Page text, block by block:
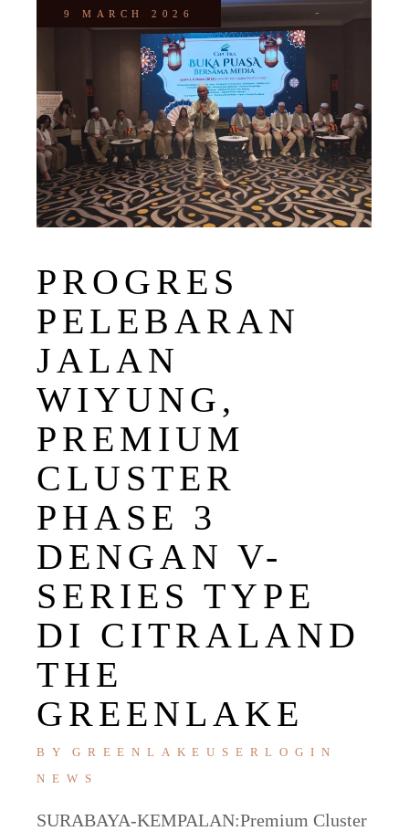
9 MARCH 2026
PROGRES
PELEBARAN
JALAN
WIYUNG,
PREMIUM
CLUSTER
PHASE 3
DENGAN V-
SERIES TYPE
DI CITRALAND
THE
GREENLAKE
BY
GREENLAKEUSERLOGIN
NEWS
SURABAYA-KEMPALAN:Premium Cluster